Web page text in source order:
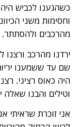
כשהגענו לכביש
וחסימות משני
מהרכבים ולהסתתר.
ירדנו מהרכב ורצנו
שם עד ששמענו
היה כאוס רציני.
וטילים והבנו שאלה
אני זוכרת שראיתי